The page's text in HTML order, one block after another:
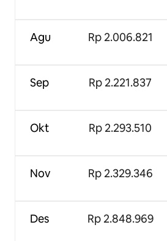
Agu
Sep
Okt
Nov
Des
Rp 2.006.821
Rp 2.221.837
Rp 2.293.510
Rp 2.329.346
Rp 2.848.969